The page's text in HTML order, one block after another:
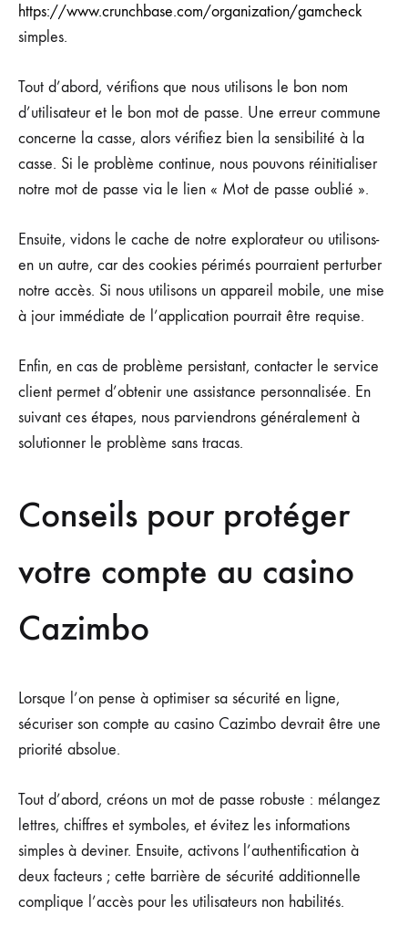
https://www.crunchbase.com/organization/gamcheck
simples.
Tout d’abord, vérifions que nous utilisons le bon nom
d’utilisateur et le bon mot de passe. Une erreur commune
concerne la casse, alors vérifiez bien la sensibilité à la
casse. Si le problème continue, nous pouvons réinitialiser
notre mot de passe via le lien « Mot de passe oublié ».
Ensuite, vidons le cache de notre explorateur ou utilisons-
en un autre, car des cookies périmés pourraient perturber
notre accès. Si nous utilisons un appareil mobile, une mise
à jour immédiate de l’application pourrait être requise.
Enfin, en cas de problème persistant, contacter le service
client permet d’obtenir une assistance personnalisée. En
suivant ces étapes, nous parviendrons généralement à
solutionner le problème sans tracas.
Conseils pour protéger
votre compte au casino
Cazimbo
Lorsque l’on pense à optimiser sa sécurité en ligne,
sécuriser son compte au casino Cazimbo devrait être une
priorité absolue.
Tout d’abord, créons un mot de passe robuste : mélangez
lettres, chiffres et symboles, et évitez les informations
simples à deviner. Ensuite, activons l’authentification à
deux facteurs ; cette barrière de sécurité additionnelle
complique l’accès pour les utilisateurs non habilités.